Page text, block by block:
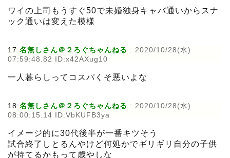
ワイの上司もうすぐ50で未婚独身キャバ通いからスナ
ック通いは変えた模様
17:名無しさん＠２ろぐちゃんねる : 2020/10/28(水)
07:59:48.82 ID:x42AXug10
一人暮らしってコスパくそ悪いよな
18:名無しさん＠２ろぐちゃんねる : 2020/10/28(水)
08:00:15.14 ID:VbKUFB3ya
イメージ的に30代後半が一番キツそう
試合終了しとるんやけど何処かでギリギリ自分の子供
が持てるかもって歳やしな